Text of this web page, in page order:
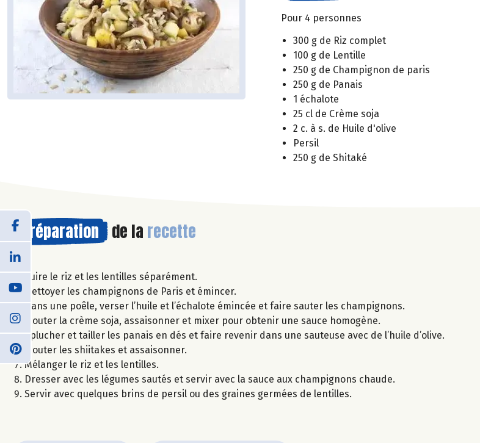
Pour 4 personnes
300 g de Riz complet
100 g de Lentille
250 g de Champignon de paris
250 g de Panais
1 échalote
25 cl de Crème soja
2 c. à s. de Huile d'olive
Persil
250 g de Shitaké
Préparation de la recette
Cuire le riz et les lentilles séparément.
Nettoyer les champignons de Paris et émincer.
Dans une poêle, verser l’huile et l’échalote émincée et faire sauter les champignons.
Ajouter la crème soja, assaisonner et mixer pour obtenir une sauce homogène.
Eplucher et tailler les panais en dés et faire revenir dans une sauteuse avec de l’huile d’olive.
Ajouter les shiitakes et assaisonner.
Mélanger le riz et les lentilles.
Dresser avec les légumes sautés et servir avec la sauce aux champignons chaude.
Servir avec quelques brins de persil ou des graines germées de lentilles.